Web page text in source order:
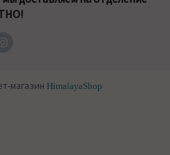
магазин HimalayaShop